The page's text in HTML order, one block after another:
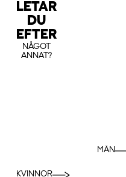
LETAR
DU
EFTER
NÅGOT
ANNAT?
KVINNOR
MÄN